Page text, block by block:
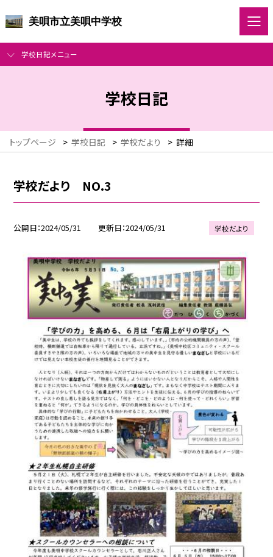
美唄市立美唄中学校
学校日記メニュー
学校日記
トップページ > 学校日記 > 学校だより > 詳細
学校だより NO.3
公開日 2024/05/31 更新日 2024/05/31 学校だより